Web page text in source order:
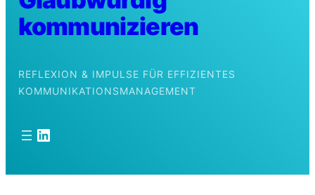
kommunizieren
REFLEXION & IMPULSE FÜR EFFIZIENTES
KOMMUNIKATIONSMANAGEMENT
LinkedIn